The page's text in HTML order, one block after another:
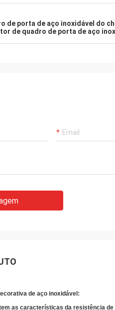
de porta de aço inoxidável do
de quadro de porta de aço
de aço inoxidável:
as características da resistência